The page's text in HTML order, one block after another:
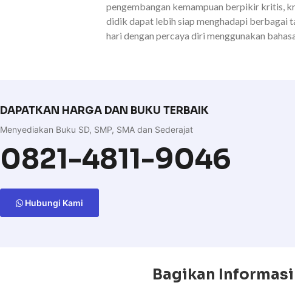
pengembangan kemampuan berpikir kritis,
didik dapat lebih siap menghadapi berbagai
hari dengan percaya diri menggunakan
DAPATKAN HARGA DAN BUKU TERBAIK
Menyediakan Buku SD, SMP, SMA dan Sederajat
0821-4811-9046
Hubungi Kami
Bagikan